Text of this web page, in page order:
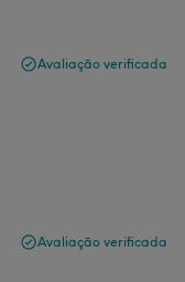
Avaliação verificada
Avaliação verificada